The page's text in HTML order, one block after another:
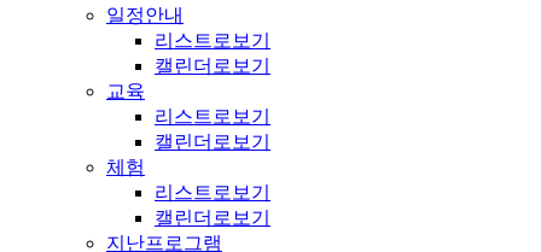
일정안내
리스트로보기
캘린더로보기
교육
리스트로보기
캘린더로보기
체험
리스트로보기
캘린더로보기
지난프로그램